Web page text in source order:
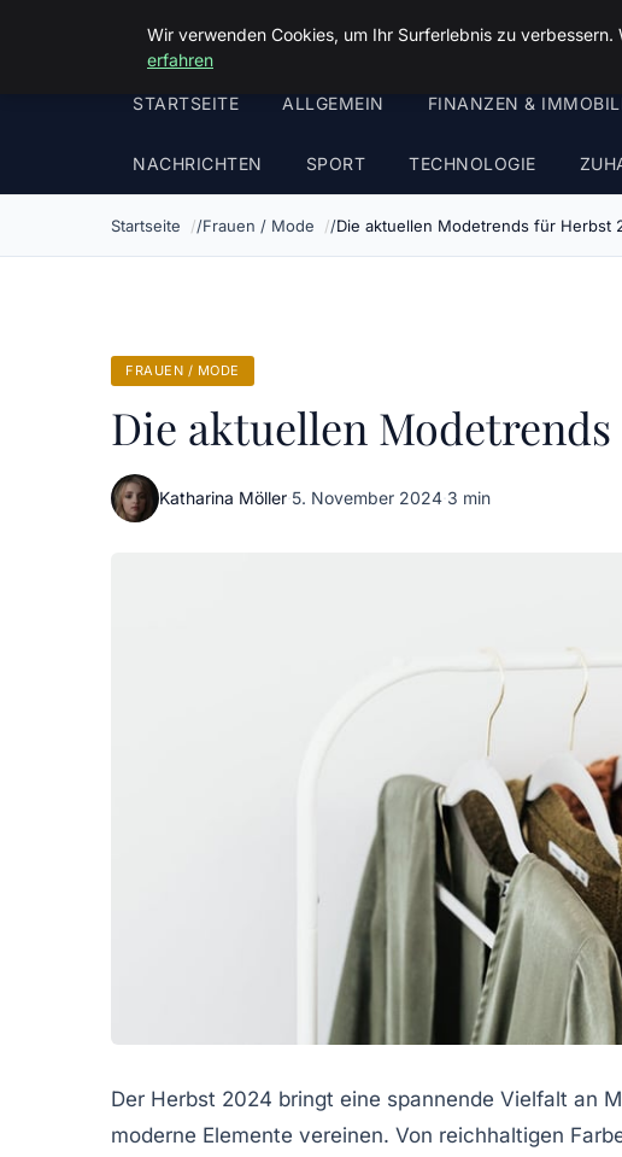
Malzminden
STARTSEITE ALLGEMEIN FINANZEN &
NACHRICHTEN SPORT TECHNOLOGIE
Startseite Frauen / Mode Die aktuellen Modetrends für Herbst
FRAUEN / MODE
Die aktuellen
Katharina Möller·5. November 2024·3 min
Der Herbst 2024 bringt eine spannende Vielfalt an
moderne Elemente vereinen. Von reichhaltigen
Wir verwenden Cookies, um Ihr Surferlebnis zu
erfahren